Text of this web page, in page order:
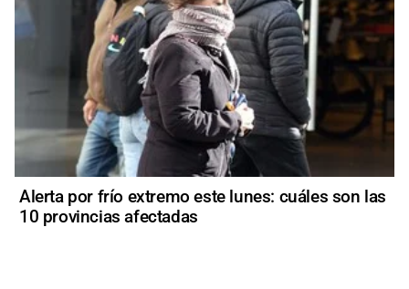
Alerta por frío extremo este lunes: cuáles son las
10 provincias afectadas